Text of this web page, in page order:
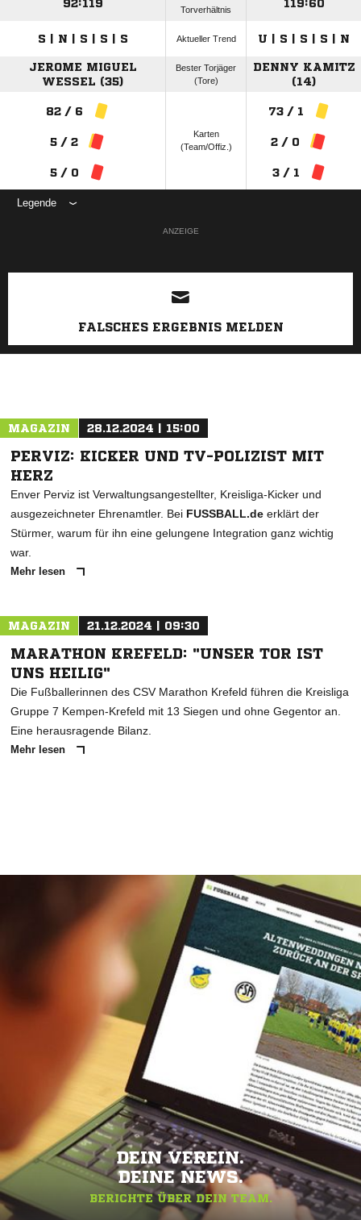
92:119
Torverhältnis
119:60
S | N | S | S | S Aktueller Trend U | S | S | S | N
JEROME MIGUEL
WESSEL (35)
Bester Torjäger
(Tore)
DENNY KAMITZ
(14)
82 / 6
5 / 2
5 / 0
Karten
(Team/Offiz.)
73 / 1
2 / 0
3 / 1
Legende
ANZEIGE
FALSCHES ERGEBNIS MELDEN
MAGAZIN 28.12.2024 | 15:00
PERVIZ: KICKER UND TV-POLIZIST MIT
HERZ
Enver Perviz ist Verwaltungsangestellter, Kreisliga-Kicker und
ausgezeichneter Ehrenamtler. Bei FUSSBALL.de erklärt der
Stürmer, warum für ihn eine gelungene Integration ganz wichtig
war.
Mehr lesen
MAGAZIN 21.12.2024 | 09:30
MARATHON KREFELD: "UNSER TOR IST
UNS HEILIG"
Die Fußballerinnen des CSV Marathon Krefeld führen die Kreisliga
Gruppe 7 Kempen-Krefeld mit 13 Siegen und ohne Gegentor an.
Eine herausragende Bilanz.
Mehr lesen
DEIN VEREIN.
DEINE NEWS.
BERICHTE ÜBER DEIN TEAM.